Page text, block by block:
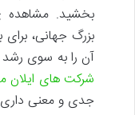
بخشید.
بزرگ جهانی،
آن را به سوی رشد
شرکت های
جدی و معنی داری